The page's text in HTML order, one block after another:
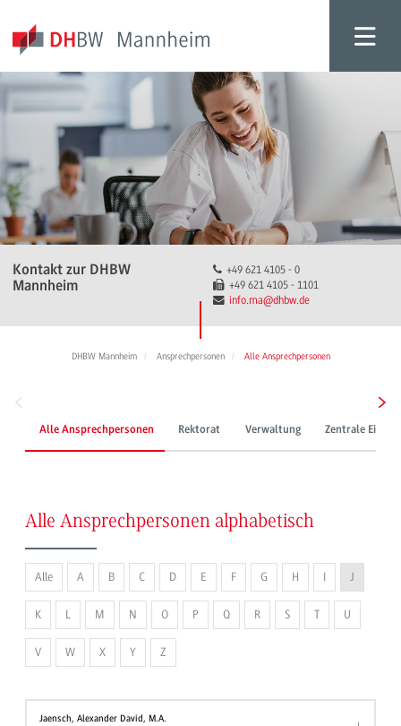
Kontakt zur DHBW
Mannheim
+49 621 4105 - 0
+49 621 4105 - 1101
info.ma@dhbw.de
DHBW Mannheim Ansprechpersonen Alle Ansprechpersonen
Alle Ansprechpersonen Rektorat Verwaltung Zentrale
Alle Ansprechpersonen alphabetisch
Alle A B C D E F G H I J
K L M N O P Q R S T U
V W X Y Z
Jaensch, Alexander David, M.A.